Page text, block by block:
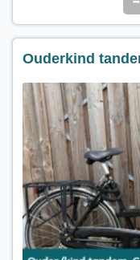
Ouderkind
7 versnellingen ,